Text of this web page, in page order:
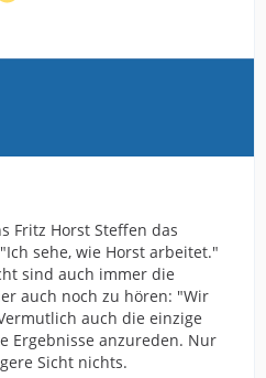
Fritz Horst Steffen das
sehe, wie Horst arbeitet."
sind auch immer die
auch noch zu hören: "Wir
auch die einzige
Ergebnisse anzureden. Nur
Sicht nichts.